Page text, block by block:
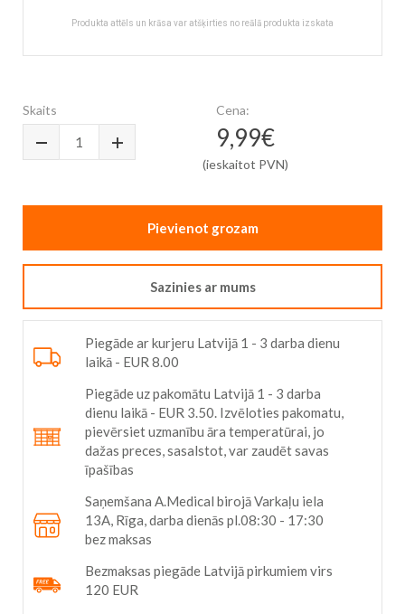
Skaits Cena:
9,99€
(ieskaitot PVN)
Pievienot grozam
Sazinies ar mums
Piegāde ar kurjeru Latvijā 1 - 3 darba dienu
laikā - EUR 8.00
Piegāde uz pakomātu Latvijā 1 - 3 darba
dienu laikā - EUR 3.50. Izvēloties pakomatu,
pievērsiet uzmanību āra temperatūrai, jo
dažas preces, sasalstot, var zaudēt savas
īpašības
Saņemšana A.Medical birojā Varkaļu iela
13A, Rīga, darba dienās pl.08:30 - 17:30
bez maksas
Bezmaksas piegāde Latvijā pirkumiem virs
120 EUR
Produkta attēls un krāsa var atšķirties no reālā produkta izskata
beginning